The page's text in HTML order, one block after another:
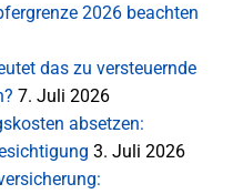
2026 beachten
das zu versteuernde
7. Juli 2026
absetzen:
3. Juli 2026